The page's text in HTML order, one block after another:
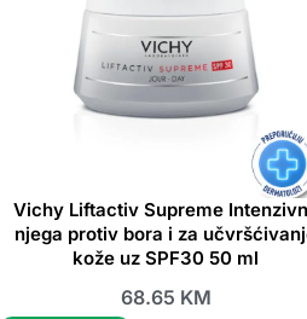
Vichy Liftactiv Supreme
njega protiv bora i za
kože uz SPF30 50 ml
68.65 KM